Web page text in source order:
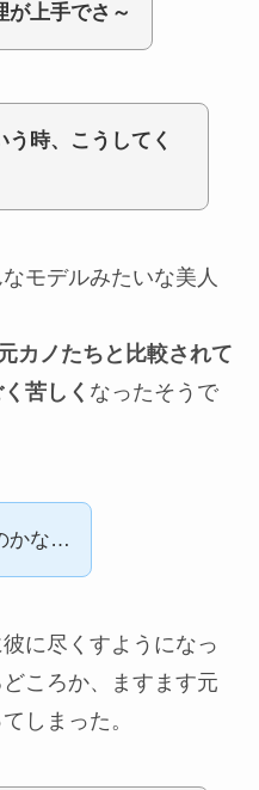
が上手でさ～
う時、こうしてく
モデルみたいな美人
カノたちと比較されて
苦しく なったそうで
かな…
に尽くすようになっ
ころか、ますます元
しまった。